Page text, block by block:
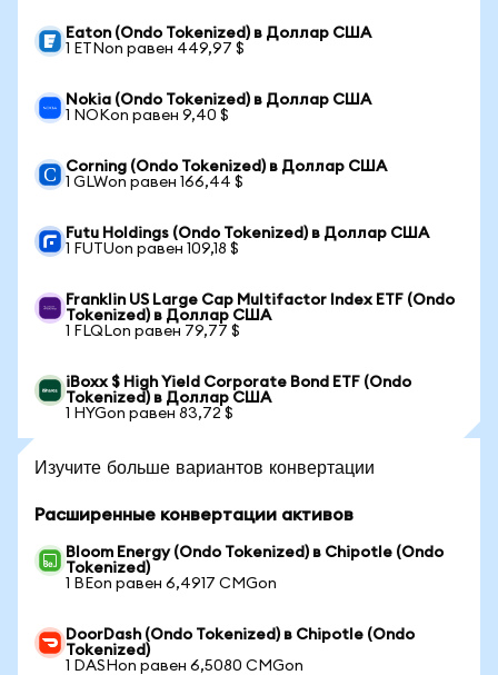
Eaton (Ondo Tokenized) в Доллар США
1 ETNon равен 449,97 $
Nokia (Ondo Tokenized) в Доллар США
1 NOKon равен 9,40 $
Corning (Ondo Tokenized) в Доллар США
1 GLWon равен 166,44 $
Futu Holdings (Ondo Tokenized) в Доллар США
1 FUTUon равен 109,18 $
Franklin US Large Cap Multifactor Index ETF (Ondo
Tokenized) в Доллар США
1 FLQLon равен 79,77 $
iBoxx $ High Yield Corporate Bond ETF (Ondo
Tokenized) в Доллар США
1 HYGon равен 83,72 $
Изучите больше вариантов конвертации
Расширенные конвертации активов
Bloom Energy (Ondo Tokenized) в Chipotle (Ondo
Tokenized)
1 BEon равен 6,4917 CMGon
DoorDash (Ondo Tokenized) в Chipotle (Ondo
Tokenized)
1 DASHon равен 6,5080 CMGon